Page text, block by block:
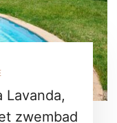
Lavanda,
zwembad